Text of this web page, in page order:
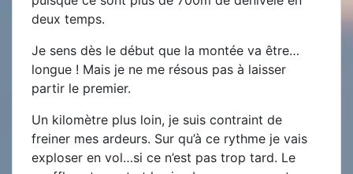
deux temps.
Je sens dès le début que la montée va être…
longue ! Mais je ne me résous pas à laisser
partir le premier.
Un kilomètre plus loin, je suis contraint de
freiner mes ardeurs. Sur qu’à ce rythme je vais
exploser en vol…si ce n’est pas trop tard. Le